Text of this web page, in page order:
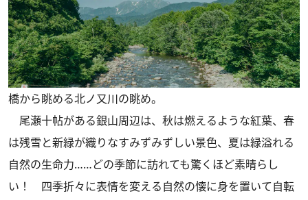
橋から眺める北ノ又川の眺め。
尾瀬十帖がある銀山周辺は、秋は燃えるような紅葉、春
は残雪と新緑が織りなすみずみずしい景色、夏は緑溢れる
自然の生命力……どの季節に訪れても驚くほど素晴らし
い！ 四季折々に表情を変える自然の懐に身を置いて自転